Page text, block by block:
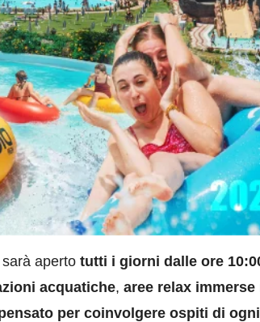
aperto tutti i giorni dalle ore
acquatiche, aree relax immerse
per coinvolgere ospiti di